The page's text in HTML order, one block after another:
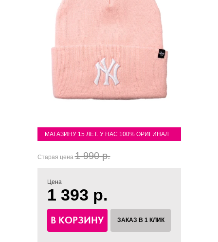
МАГАЗИНУ 15 ЛЕТ. У НАС 100% ОРИГИНАЛ
Старая цена1 990 р.
Цена
1 393 р.
В КОРЗИНУ ЗАКАЗ В 1 КЛИК